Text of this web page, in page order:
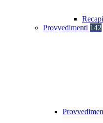
Provvedimenti 142